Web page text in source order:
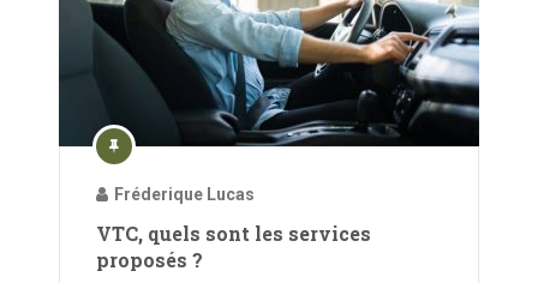
Fréderique Lucas
VTC, quels sont les services
proposés ?